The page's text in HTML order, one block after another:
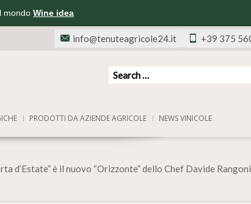
mondo Wine idea
+39 375
info@tenuteagricole24.it
PRODOTTI DA AZIENDE AGRICOLE NEWS VINICOLE
d’Estate” è il nuovo “Orizzonte” dello Chef Davide Rangoni